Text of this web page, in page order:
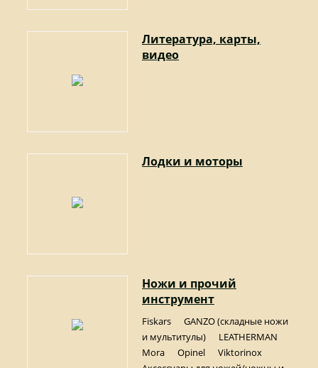
Литература, карты,
видео
Лодки и моторы
Ножи и прочий
инструмент
Fiskars
GANZO (складные ножи
и мультитулы)
LEATHERMAN
Mora
Opinel
Viktorinox